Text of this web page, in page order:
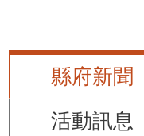
縣府新聞
活動訊息